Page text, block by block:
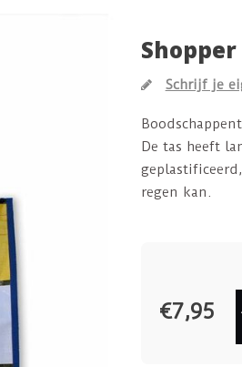
Schrijf je
De tas heeft
regen kan.
€7,95